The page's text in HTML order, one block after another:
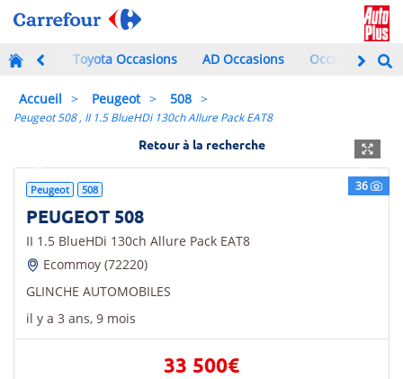
Toyota Occasions AD Occasions Occasions à
Accueil Peugeot 508
Peugeot 508 , II 1.5 BlueHDi 130ch Allure Pack EAT8
Retour à la recherche
36
Next
Peugeot 508
PEUGEOT 508
II 1.5 BlueHDi 130ch Allure Pack EAT8
Ecommoy (72220)
GLINCHE AUTOMOBILES
il y a 3 ans, 9 mois
33 500€